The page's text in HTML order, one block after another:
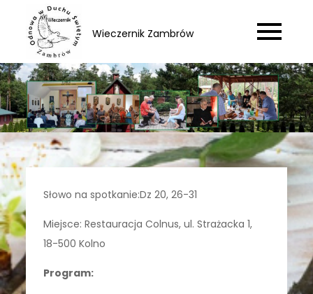
content
Wieczernik Zambrów
Słowo na spotkanie:Dz 20, 26-31
Miejsce: Restauracja Colnus, ul. Strażacka 1,
18-500 Kolno
Program: